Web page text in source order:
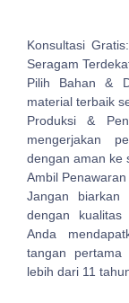
Konsultasi
Seragam
Pilih Bahan &
material terbaik
Produksi &
mengerjakan
dengan aman ke
Ambil
Jangan biarkan
dengan
Anda
tangan pertama
lebih dari 11